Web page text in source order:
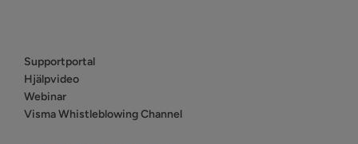
Supportportal
Hjälpvideo
Webinar
Visma Whistleblowing Channel